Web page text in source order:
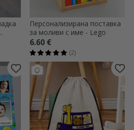
Персонализирана поставка
за моливи с име - Lego
6.60 €
(2)